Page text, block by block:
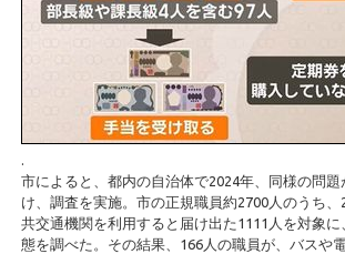
.
市によると、都内の自治体で2024年、同様の問
け、調査を実施。市の正規職員約2700人のうち
共交通機関を利用すると届け出た1111人を対象
態を調べた。その結果、166人の職員が、バスや